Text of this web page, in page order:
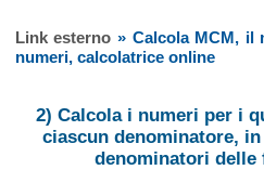
Link esterno » Calcola MCM, il
numeri, calcolatrice online
2) Calcola i numeri per i
ciascun denominatore,
denominatori delle